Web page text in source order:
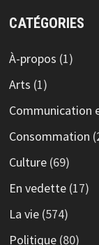
CATÉGORIES
À-propos (1)
Arts (1)
Communication
Consommation
Culture(69)
En vedette(17)
La vie(574)
Politique(80)